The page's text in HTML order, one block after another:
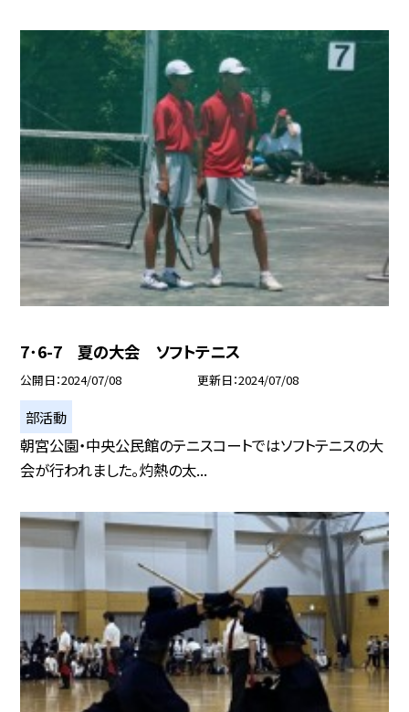
7･6-7 夏の大会 ソフトテニス
公開日 2024/07/08 更新日 2024/07/08
部活動
朝宮公園・中央公民館のテニスコートではソフトテニスの大
会が行われました。灼熱の太...